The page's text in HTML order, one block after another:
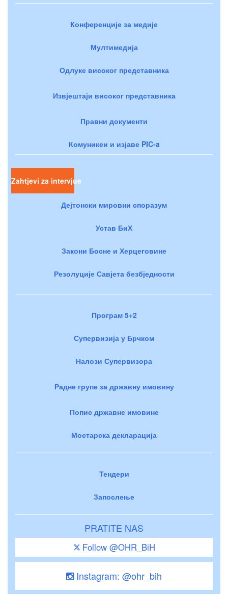
Конференције за медије
Мултимедија
Одлуке високог представника
Извјештаји високог представника
Правни документи
Комуникеи и изјаве PIC-a
Zahtjevi za intervjue
Дејтонски мировни споразум
Устав БиХ
Закони Босне и Херцеговине
Резолуције Савјета безбједности
Програм 5+2
Супервизија у Брчком
Налози Супервизора
Радне групе за државну имовину
Попис државне имовине
Мостарска декларација
Тендери
Запослење
PRATITE NAS
Follow @OHR_BiH
Instagram: @ohr_bih